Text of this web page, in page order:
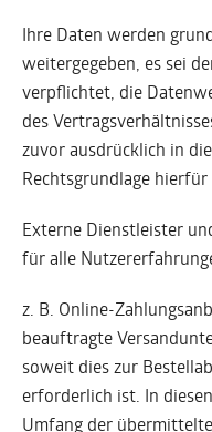
Ihre Daten werden
weitergegeben, es sei
verpflichtet, die
des
zuvor ausdrücklich in
Rechtsgrundlage hierfür
Externe Dienstleister
für alle
z. B. Online-
beauftragte
soweit dies zur
erforderlich ist. In
Umfang der